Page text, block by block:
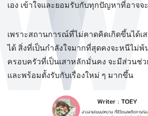
เอง เข้าใจและยอมรับกับทุกปัญหาที่อาจจ
เพราะสถานการณ์ที่ไม่คาดคิดเกิดขึ้นได้เ
ได้ สิ่งที่เป็นกำลังใจมากที่สุดคงจะหนีไม่
ครอบครัวที่เป็นเสาหลักมั่นคง จะมีส่วนช่ว
และพร้อมตั้งรับกับเรื่องใหม่ ๆ มากขึ้น